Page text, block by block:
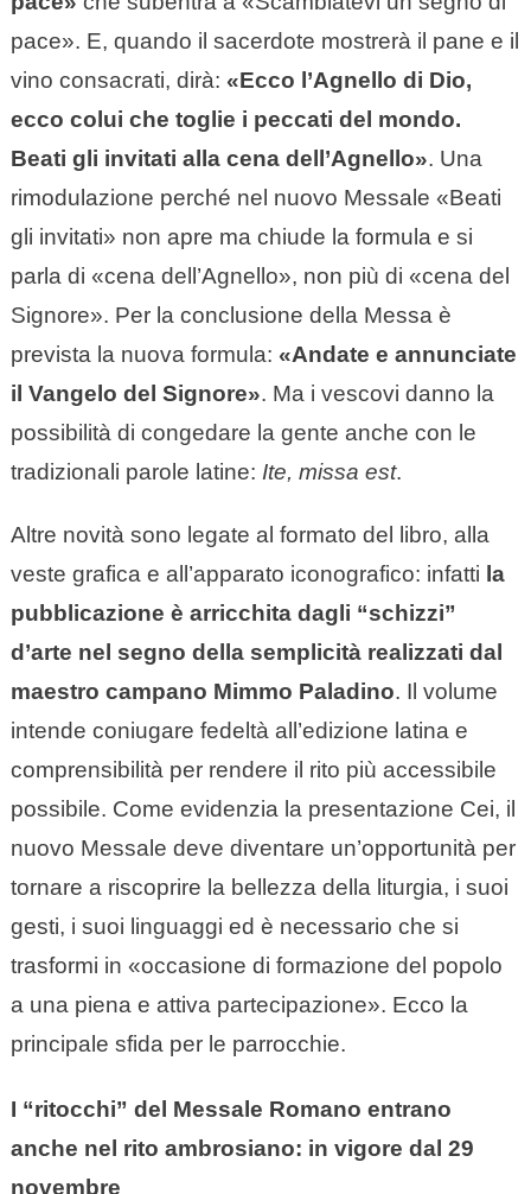
pace». E, quando il sacerdote mostrerà il pane e il
vino consacrati, dirà: «Ecco l’Agnello di Dio,
ecco colui che toglie i peccati del mondo.
Beati gli invitati alla cena dell’Agnello». Una
rimodulazione perché nel nuovo Messale «Beati
gli invitati» non apre ma chiude la formula e si
parla di «cena dell’Agnello», non più di «cena del
Signore». Per la conclusione della Messa è
prevista la nuova formula: «Andate e annunciate
il Vangelo del Signore». Ma i vescovi danno la
possibilità di congedare la gente anche con le
tradizionali parole latine: Ite, missa est.
Altre novità sono legate al formato del libro, alla
veste grafica e all’apparato iconografico: infatti la
pubblicazione è arricchita dagli “schizzi”
d’arte nel segno della semplicità realizzati dal
maestro campano Mimmo Paladino. Il volume
intende coniugare fedeltà all’edizione latina e
comprensibilità per rendere il rito più accessibile
possibile. Come evidenzia la presentazione Cei, il
nuovo Messale deve diventare un’opportunità per
tornare a riscoprire la bellezza della liturgia, i suoi
gesti, i suoi linguaggi ed è necessario che si
trasformi in «occasione di formazione del popolo
a una piena e attiva partecipazione». Ecco la
principale sfida per le parrocchie.
I “ritocchi” del Messale Romano entrano
anche nel rito ambrosiano: in vigore dal 29
novembre